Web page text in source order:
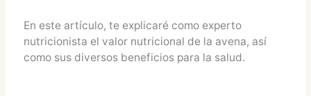
En este artículo, te explicaré como experto
nutricionista el valor nutricional de la avena, así
como sus diversos beneficios para la salud.